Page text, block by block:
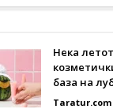
Нека
база на
Taratur.com